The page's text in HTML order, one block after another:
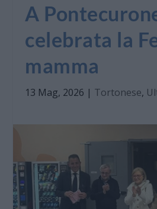
A
celebrata la
mamma
13 Mag, 2026 | Tortonese,